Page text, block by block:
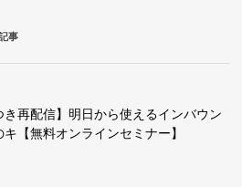
事
き再配信】明日から使えるインバウン
キ【無料オンラインセミナー】